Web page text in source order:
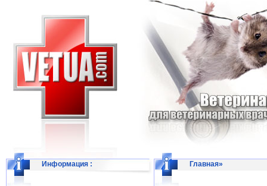
Информация : Главная»